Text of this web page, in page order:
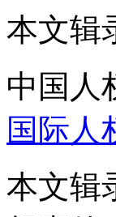
本文辑
中国人
国际人
本文辑